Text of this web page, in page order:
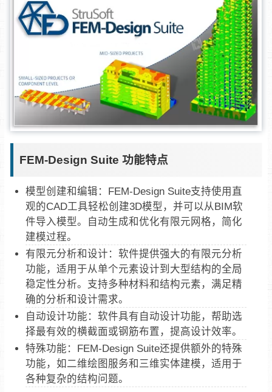
FEM-Design Suite 功能特点
‌模型创建和编辑‌：FEM-Design Suite支持使用直
观的CAD工具轻松创建3D模型，并可以从BIM软
件导入模型。自动生成和优化有限元网格，简化
建模过程‌。
‌有限元分析和设计‌：软件提供强大的有限元分析
功能，适用于从单个元素设计到大型结构的全局
稳定性分析。支持多种材料和结构元素，满足精
确的分析和设计需求‌。
‌自动设计功能‌：软件具有自动设计功能，帮助选
择最有效的横截面或钢筋布置，提高设计效率‌。
‌特殊功能‌：FEM-Design Suite还提供额外的特殊
功能，如二维绘图服务和三维实体建模，适用于
各种复杂的结构问题‌。